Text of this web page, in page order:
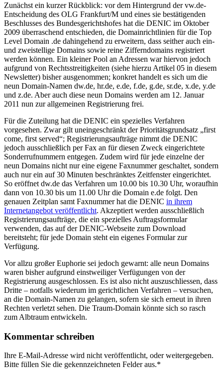
Zunächst ein kurzer Rückblick: vor dem Hintergrund der vw.de-
Entscheidung des OLG Frankfurt/M und eines sie bestätigenden
Beschlusses des Bundesgerichtshofes hat die DENIC im Oktober
2009 überraschend entschieden, die Domainrichtlinien für die Top
Level Domain .de dahingehend zu erweitern, dass seither auch ein-
und zweistellige Domains sowie reine Zifferndomains registriert
werden können. Ein kleiner Pool an Adressen war hiervon jedoch
aufgrund von Rechtsstreitigkeiten (siehe hierzu Artikel 05 in diesem
Newsletter) bisher ausgenommen; konkret handelt es sich um die
neun Domain-Namen dw.de, hr.de, e.de, f.de, g.de, sr.de, x.de, y.de
und z.de. Aber auch diese neun Domains werden am 12. Januar
2011 nun zur allgemeinen Registrierung frei.
Für die Zuteilung hat die DENIC ein spezielles Verfahren
vorgesehen. Zwar gilt uneingeschränkt der Prioritätsgrundsatz „first
come, first served“; Registrierungsaufträge nimmt die DENIC
jedoch ausschließlich per Fax an für diesen Zweck eingerichtete
Sonderrufnummern entgegen. Zudem wird für jede einzelne der
neun Domains nicht nur eine eigene Faxnummer geschaltet, sondern
auch nur ein auf 30 Minuten beschränktes Zeitfenster eingerichtet.
So eröffnet dw.de das Verfahren um 10.00 bis 10.30 Uhr, woraufhin
dann von 10.30 bis um 11.00 Uhr die Domain e.de folgt. Den
genauen Zeitplan samt Faxnummer hat die DENIC in ihrem
Internetangebot veröffentlicht. Akzeptiert werden ausschließlich
Registrierungsaufträge, die ein spezielles Auftragsformular
verwenden, das auf der DENIC-Webseite zum Download
bereitsteht; für jede Domain steht ein eigenes Formular zur
Verfügung.
Vor allzu großer Euphorie sei jedoch gewarnt: alle neun Domains
waren bisher aufgrund einstweiliger Verfügungen von der
Registrierung ausgeschlossen. Es ist also nicht auszuschliessen, dass
Dritte – notfalls wiederum im gerichtlichen Verfahren – versuchen,
an die Domain-Namen zu gelangen, sofern sie sich erneut in ihren
Rechten verletzt sehen. Die Traum-Domain könnte sich so rasch
zum Albtraum entwickeln.
Kommentar schreiben
Ihre E-Mail-Adresse wird nicht veröffentlicht, oder weitergegeben.
Bitte füllen Sie die gekennzeichneten Felder aus.*